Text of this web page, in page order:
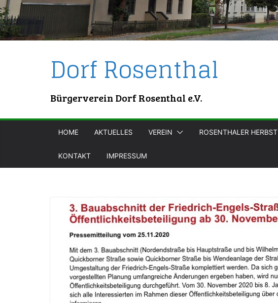
Dorf Rosenthal
Bürgerverein Dorf Rosenthal e.V.
HOME AKTUELLES VEREIN ROSENTHALER HERBST
KONTAKT IMPRESSUM